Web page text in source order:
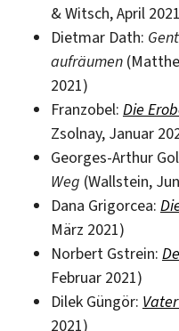
& Witsch, April
Dietmar Dath:
aufräumen
2021)
Franzobel: Die
Zsolnay, Januar
Georges-Arthur
Weg (Wallstein,
Dana Grigorcea:
März 2021)
Norbert Gstrein:
Februar 2021)
Dilek Güngör:
2021)